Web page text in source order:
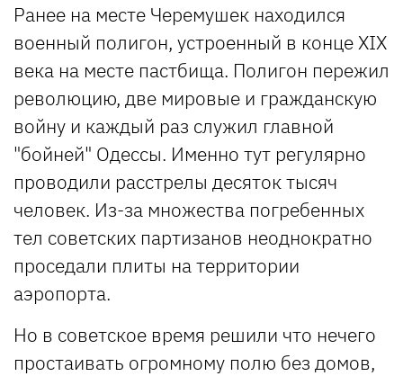
Ранее на месте Черемушек находился
военный полигон, устроенный в конце ХІХ
века на месте пастбища. Полигон пережил
революцию, две мировые и гражданскую
войну и каждый раз служил главной
"бойней" Одессы. Именно тут регулярно
проводили расстрелы десяток тысяч
человек. Из-за множества погребенных
тел советских партизанов неоднократно
проседали плиты на территории
аэропорта.
Но в советское время решили что нечего
простаивать огромному полю без домов,